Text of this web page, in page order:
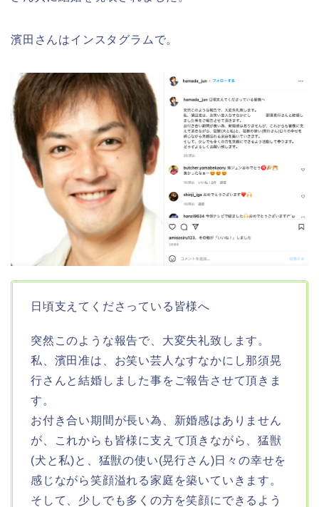
濱田さんはインスタグラムで。
日頃支えてくださっている皆様へ
突然このような報告で、大変失礼致します。
私、濱田准は、お笑い芸人なすなかにし那須晃
行さんと結婚しました事をご報告させて頂きま
す。
お付き合い期間が長い為、新婚感はありません
が、これからも皆様に支えて頂きながら、猛獣
(犬と私)と、猛獣の使い(晃行さん)日々の幸せを
感じながら笑顔溢れる家庭を築いていきます。
そして、少しでも多くの方を笑顔にできるよう